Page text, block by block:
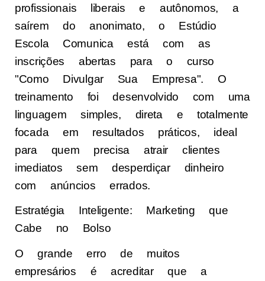
profissionais liberais e autônomos, a
saírem do anonimato, o Estúdio
Escola Comunica está com as
inscrições abertas para o curso
"Como Divulgar Sua Empresa". O
treinamento foi desenvolvido com uma
linguagem simples, direta e totalmente
focada em resultados práticos, ideal
para quem precisa atrair clientes
imediatos sem desperdiçar dinheiro
com anúncios errados.
Estratégia Inteligente: Marketing que
Cabe no Bolso
O grande erro de muitos
empresários é acreditar que a